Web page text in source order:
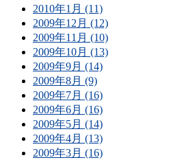
2010年1月 (11)
2009年12月 (12)
2009年11月 (10)
2009年10月 (13)
2009年9月 (14)
2009年8月 (9)
2009年7月 (16)
2009年6月 (16)
2009年5月 (14)
2009年4月 (13)
2009年3月 (16)